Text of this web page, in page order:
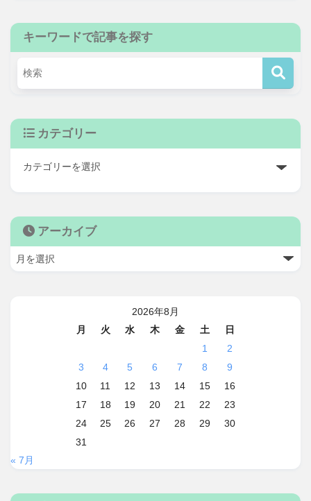
キーワードで記事を探す
カテゴリー
アーカイブ
2026年8月
月
火 水 木 金 土
日
1
2
3
4 5 6 7 8
9
10
11 12 13 14 15
16
17
18 19 20 21 22
23
24
25 26 27 28 29
30
31
« 7月